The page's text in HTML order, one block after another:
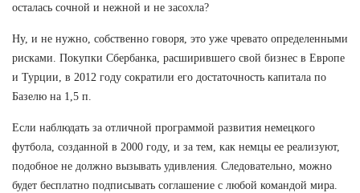
осталась сочной и нежной и не засохла?
Ну, и не нужно, собственно говоря, это уже чревато определенными
рисками. Покупки Сбербанка, расширившего свой бизнес в Европе
и Турции, в 2012 году сократили его достаточность капитала по
Базелю на 1,5 п.
Если наблюдать за отличной программой развития немецкого
футбола, созданной в 2000 году, и за тем, как немцы ее реализуют,
подобное не должно вызывать удивления. Следовательно, можно
будет бесплатно подписывать соглашение с любой командой мира.